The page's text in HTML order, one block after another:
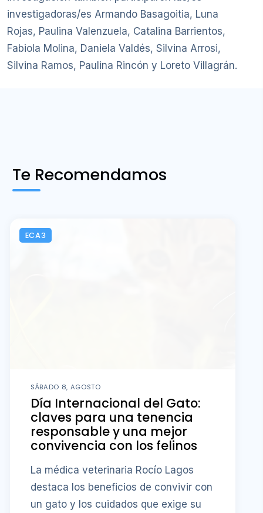
investigadoras/es Armando Basagoitia, Luna
Rojas, Paulina Valenzuela, Catalina Barrientos,
Fabiola Molina, Daniela Valdés, Silvina Arrosi,
Silvina Ramos, Paulina Rincón y Loreto Villagrán.
Te Recomendamos
ECA3
SÁBADO 8, AGOSTO
Día Internacional del Gato:
claves para una tenencia
responsable y una mejor
convivencia con los felinos
La médica veterinaria Rocío Lagos
destaca los beneficios de convivir con
un gato y los cuidados que exige su